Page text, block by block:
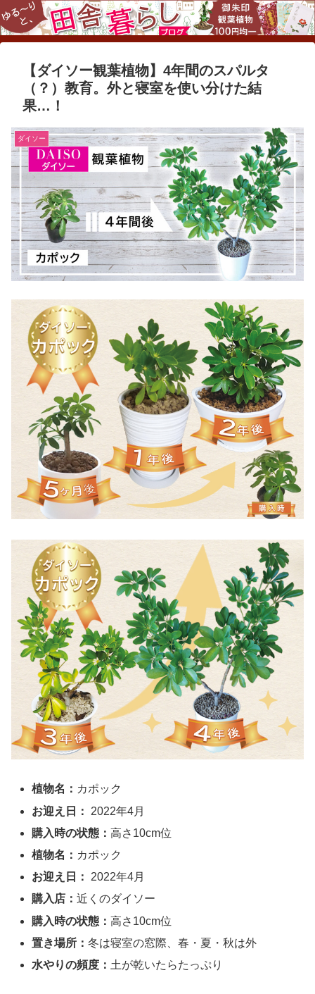
【ダイソー観葉植物】4年間のスパルタ
（？）教育。外と寝室を使い分けた結
果…！
ダイソー
植物名： カポック
お迎え日：
2022年4月
購入時の状態：高さ10cm位
植物名： カポック
お迎え日：
2022年4月
購入店：近くのダイソー
購入時の状態：高さ10cm位
置き場所：冬は寝室の窓際、春・夏・秋は外
水やりの頻度： 土が乾いたらたっぷり